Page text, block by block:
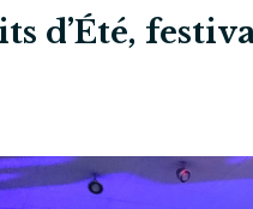
d’Été,